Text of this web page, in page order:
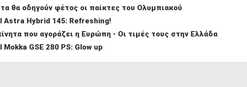
θα οδηγούν φέτος οι παίκτες του Ολυμπιακού
Astra Hybrid 145: Refreshing!
που αγοράζει η Ευρώπη - Οι τιμές τους στην Ελλάδα
Mokka GSE 280 PS: Glow up